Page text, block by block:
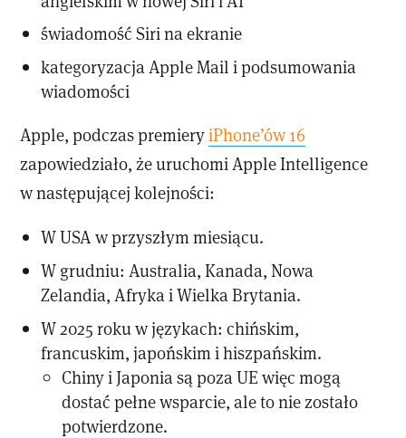
świadomość Siri na ekranie
kategoryzacja Apple Mail i podsumowania
wiadomości
Apple, podczas premieryiPhone’ów 16
zapowiedziało, że uruchomi Apple Intelligence
w następującej kolejności:
W USA w przyszłym miesiącu.
W grudniu: Australia, Kanada, Nowa
Zelandia, Afryka i Wielka Brytania.
W 2025 roku w językach: chińskim,
francuskim, japońskim i hiszpańskim.
Chiny i Japonia są poza UE więc mogą
dostać pełne wsparcie, ale to nie zostało
potwierdzone.